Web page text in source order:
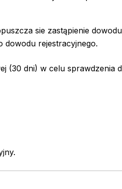
sie zastąpienie
dowodu rejestracyjnego.
(30 dni) w celu sprawdzenia